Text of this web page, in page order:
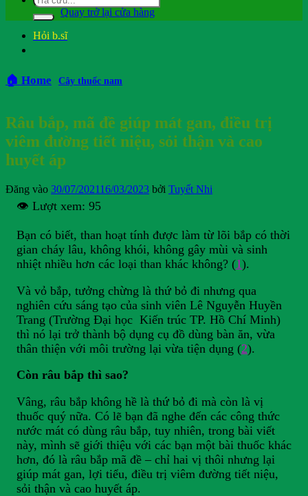
Quay trở lại cửa hàng
Hỏi b.sĩ
🏠 Home Cây thuốc nam
Râu bắp, mã đề giúp mát gan, điều trị
viêm đường tiết niệu, sỏi thận và cao
huyết áp
Đăng vào 30/07/202116/03/2023 bởi Tuyết Nhi
👁️ Lượt xem: 95
Bạn có biết, than hoạt tính được làm từ lõi bắp có thời
gian cháy lâu, không khói, không gây mùi và sinh
nhiệt nhiều hơn các loại than khác không? (1).
Và vỏ bắp, tưởng chừng là thứ bỏ đi nhưng qua
nghiên cứu sáng tạo của sinh viên Lê Nguyễn Huyền
Trang (Trường Đại học Kiến trúc TP. Hồ Chí Minh)
thì nó lại trở thành bộ dụng cụ đồ dùng bàn ăn, vừa
thân thiện với môi trường lại vừa tiện dụng (2).
Còn râu bắp thì sao?
Vâng, râu bắp không hề là thứ bỏ đi mà còn là vị
thuốc quý nữa. Có lẽ bạn đã nghe đến các công thức
nước mát có dùng râu bắp, tuy nhiên, trong bài viết
này, mình sẽ giới thiệu với các bạn một bài thuốc khác
hơn, đó là râu bắp mã đề – chỉ hai vị thôi nhưng lại
giúp mát gan, lợi tiểu, điều trị viêm đường tiết niệu,
sỏi thận và cao huyết áp.